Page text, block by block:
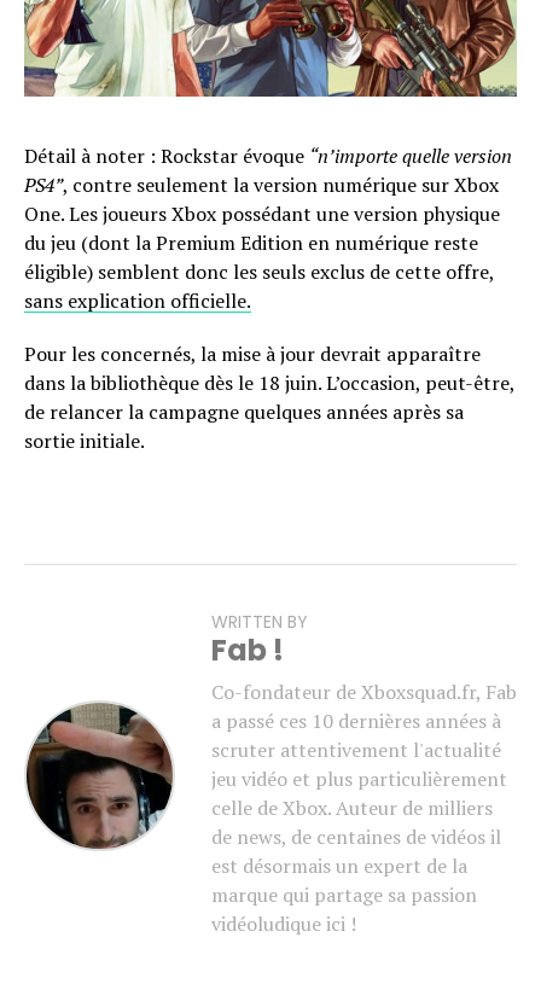
Détail à noter : Rockstar évoque “n’importe quelle version
PS4”, contre seulement la version numérique sur Xbox
One. Les joueurs Xbox possédant une version physique
du jeu (dont la Premium Edition en numérique reste
éligible) semblent donc les seuls exclus de cette offre,
sans explication officielle.
Pour les concernés, la mise à jour devrait apparaître
dans la bibliothèque dès le 18 juin. L’occasion, peut-être,
de relancer la campagne quelques années après sa
sortie initiale.
WRITTEN BY
Fab !
Co-fondateur de Xboxsquad.fr, Fab
a passé ces 10 dernières années à
scruter attentivement l'actualité
jeu vidéo et plus particulièrement
celle de Xbox. Auteur de milliers
de news, de centaines de vidéos il
est désormais un expert de la
marque qui partage sa passion
vidéoludique ici !